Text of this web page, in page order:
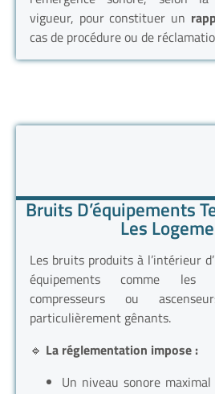
vigueur, pour constituer un
cas de procédure ou de
Bruits D’équipements
Les
Les bruits produits à l’intérieur
équipements comme les
compresseurs ou
particulièrement gênants.
🔹 La réglementation impose :
Un niveau sonore